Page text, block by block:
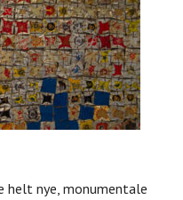
helt nye, monumentale